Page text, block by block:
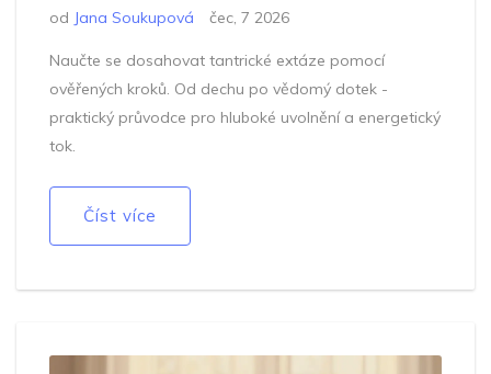
od Jana Soukupová čec, 7 2026
Naučte se dosahovat tantrické extáze pomocí
ověřených kroků. Od dechu po vědomý dotek -
praktický průvodce pro hluboké uvolnění a energetický
tok.
Číst více